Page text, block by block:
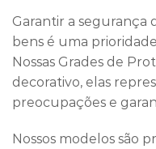
Garantir a segurança
bens é uma
Nossas Grades de
decorativo, elas
preocupações e
Nossos modelos são